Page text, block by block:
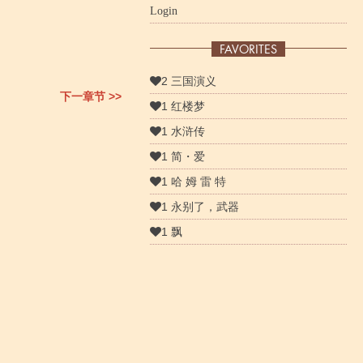
下一章节 >>
Login
FAVORITES
2 三国演义
1 红楼梦
1 水浒传
1 简・爱
1 哈 姆 雷 特
1 永别了，武器
1 飘